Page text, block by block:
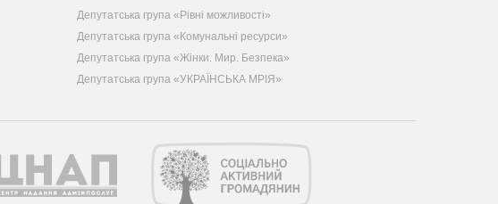
Депутатська група «Рівні можливості»
Депутатська група «Комунальні ресурси»
Депутатська група «Жінки. Мир. Безпека»
Депутатська група «УКРАЇНСЬКА МРІЯ»